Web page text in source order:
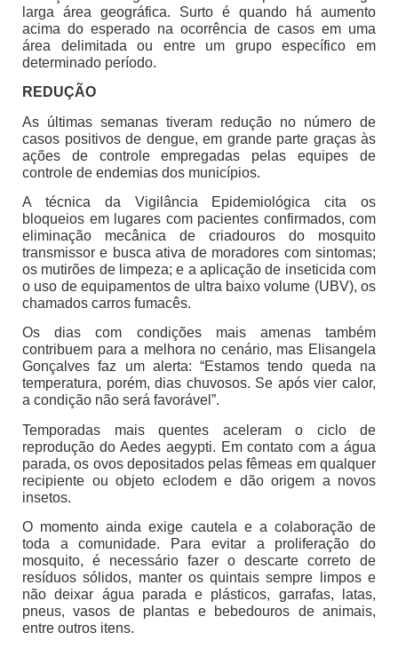
larga área geográfica. Surto é quando há aumento
acima do esperado na ocorrência de casos em uma
área delimitada ou entre um grupo específico em
determinado período.
REDUÇÃO
As últimas semanas tiveram redução no número de
casos positivos de dengue, em grande parte graças às
ações de controle empregadas pelas equipes de
controle de endemias dos municípios.
A técnica da Vigilância Epidemiológica cita os
bloqueios em lugares com pacientes confirmados, com
eliminação mecânica de criadouros do mosquito
transmissor e busca ativa de moradores com sintomas;
os mutirões de limpeza; e a aplicação de inseticida com
o uso de equipamentos de ultra baixo volume (UBV), os
chamados carros fumacês.
Os dias com condições mais amenas também
contribuem para a melhora no cenário, mas Elisangela
Gonçalves faz um alerta: “Estamos tendo queda na
temperatura, porém, dias chuvosos. Se após vier calor,
a condição não será favorável”.
Temporadas mais quentes aceleram o ciclo de
reprodução do Aedes aegypti. Em contato com a água
parada, os ovos depositados pelas fêmeas em qualquer
recipiente ou objeto eclodem e dão origem a novos
insetos.
O momento ainda exige cautela e a colaboração de
toda a comunidade. Para evitar a proliferação do
mosquito, é necessário fazer o descarte correto de
resíduos sólidos, manter os quintais sempre limpos e
não deixar água parada e plásticos, garrafas, latas,
pneus, vasos de plantas e bebedouros de animais,
entre outros itens.